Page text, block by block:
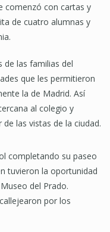
comenzó con cartas y
de cuatro alumnas y
de las familias del
que les permitieron
la de Madrid. Así
al colegio y
las vistas de la ciudad.
completando su paseo
tuvieron la oportunidad
del Prado.
por los